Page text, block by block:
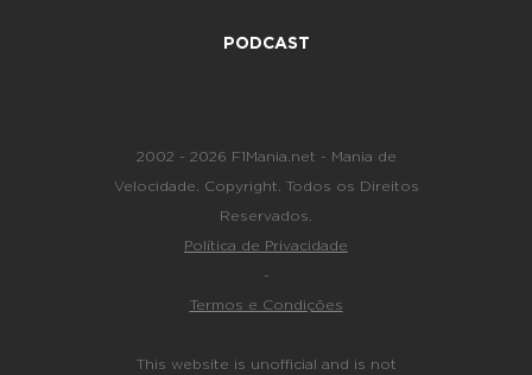
PODCAST
2002 - 2026 F1Mania.net - Mania de
Velocidade. Copyright. Todos os Direitos
Reservados.
Política de Privacidade
-
Termos e Condições
This website is unofficial and is not